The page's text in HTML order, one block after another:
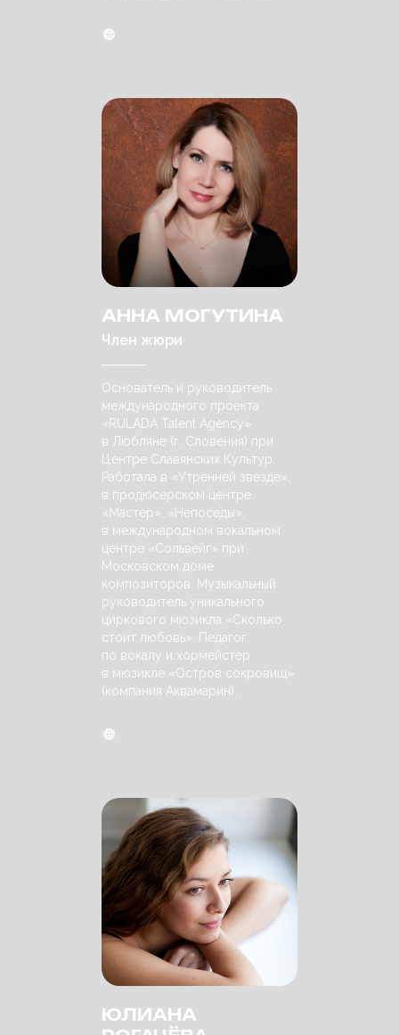
АННА МОГУТИНА
Член жюри
Основатель и руководитель
международного проекта
«RULADA Talent Agency»
в Любляне (г. Словения) при
Центре Славянских Культур.
Работала в «Утренней звезде»,
в продюсерском центре
«Мастер», «Непоседы»,
в международном вокальном
центре «Сольвейг» при
Московском доме
композиторов. Музыкальный
руководитель уникального
циркового мюзикла «Сколько
стоит любовь». Педагог
по вокалу и хормейстер
в мюзикле «Остров сокровищ»
(компания Аквамарин).
ЮЛИАНА